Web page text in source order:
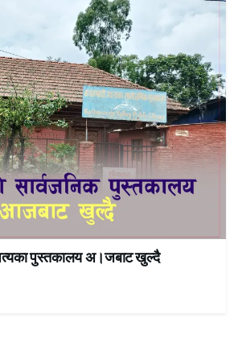
पुस्तकालय अ।जबाट खुल्दै